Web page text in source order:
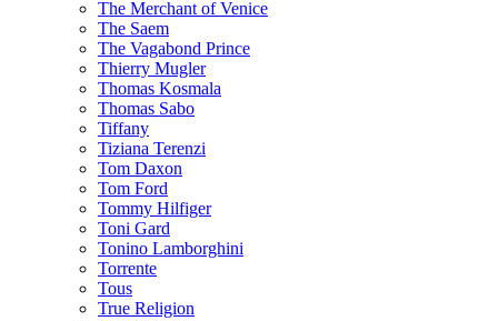
The Merchant of Venice
The Saem
The Vagabond Prince
Thierry Mugler
Thomas Kosmala
Thomas Sabo
Tiffany
Tiziana Terenzi
Tom Daxon
Tom Ford
Tommy Hilfiger
Toni Gard
Tonino Lamborghini
Torrente
Tous
True Religion